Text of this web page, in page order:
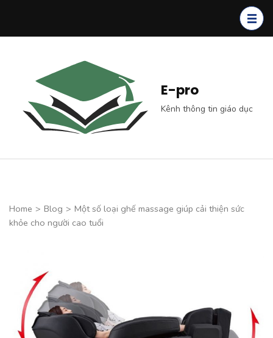
E-pro
Kênh thông tin giáo dục
Home > Blog > Một số loại ghế massage giúp cải thiện sức
khỏe cho người cao tuổi